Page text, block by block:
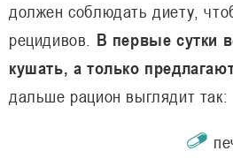
должен соблюдать диету,
рецидивов. В первые сутки
кушать, а только
дальше рацион выглядит так: